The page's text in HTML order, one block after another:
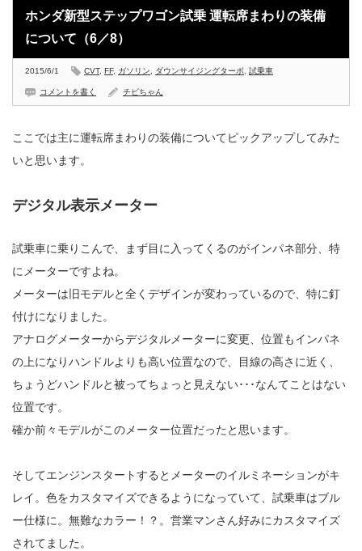
ホンダ新型ステップワゴン試乗 運転席まわりの装備
について（6／8）
2015/6/1 CVT, FF, ガソリン ダウンサイジングターボ 試乗車
コメントを書く チビちゃん
ここでは主に運転席まわりの装備についてピックアップしてみた
いと思います。
デジタル表示メーター
試乗車に乗りこんで、まず目に入ってくるのがインパネ部分、特
にメーターですよね。
メーターは旧モデルと全くデザインが変わっているので、特に釘
付けになりました。
アナログメーターからデジタルメーターに変更、位置もインパネ
の上になりハンドルよりも高い位置なので、目線の高さに近く、
ちょうどハンドルと被ってちょっと見えない･･･なんてことはない
位置です。
確か前々モデルがこのメーター位置だったと思います。
そしてエンジンスタートするとメーターのイルミネーションがキ
レイ。色をカスタマイズできるようになっていて、試乗車はブル
ー仕様に。無難なカラー！？。営業マンさん好みにカスタマイズ
されてました。